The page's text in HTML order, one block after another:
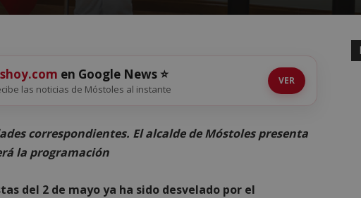
en Google News ⭐
las noticias de Móstoles al instante
VER
correspondientes. El alcalde de Móstoles presenta
la programación
del 2 de mayo ya ha sido desvelado por el